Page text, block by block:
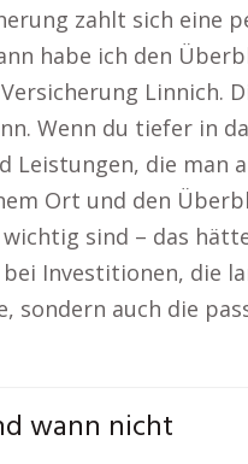
zahlt sich eine
habe ich den
Linnich.
Wenn du tiefer in
Leistungen, die man
Ort und den
sind – das
bei Investitionen, die
sondern auch die
wann nicht